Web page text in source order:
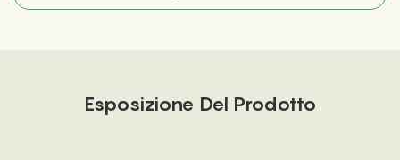
Esposizione Del Prodotto